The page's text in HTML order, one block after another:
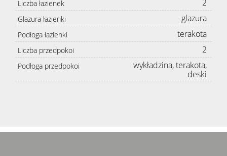
Liczba łazienek 2
Glazura łazienki glazura
Podłoga łazienki terakota
Liczba przedpokoi 2
Podłoga przedpokoi
wykładzina, terakota,
deski